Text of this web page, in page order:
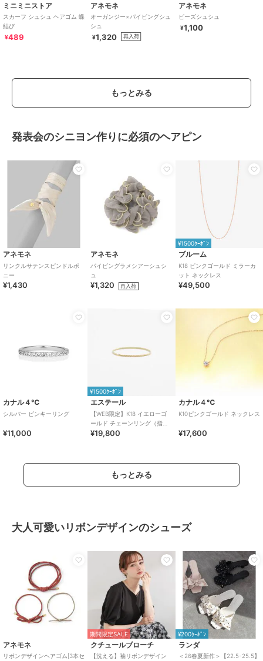
ミニミニストア
スカーフ シュシュ ヘアゴム 蝶
結び
¥489
アネモネ
オーガンジー×パイピングシュ
シュ
¥1,320 再入荷
アネモネ
ビーズシュシュ
¥1,100
もっとみる
発表会のシニヨン作りに必須のヘアピン
アネモネ
リンクルサテンスピンドルポ
ニー
¥1,430
アネモネ
パイピングラメシアーシュシ
ュ
¥1,320 再入荷
¥1500ｸｰﾎﾟﾝ
ブルーム
K18 ピンクゴールド ミラーカ
ット ネックレス
¥49,500
カナル４℃
シルバー ピンキーリング
¥11,000
¥1500ｸｰﾎﾟﾝ
エステール
【WEB限定】K18 イエローゴ
ールド チェーンリング（指
輪）※ピンキーサイズあり
¥19,800
カナル４℃
K10ピンクゴールド ネックレス
¥17,600
もっとみる
大人可愛いリボンデザインのシューズ
アネモネ
リボンデザインヘアゴム[3本セ
期間限定SALE
クチュールブローチ
【洗える】袖リボンデザイン
¥200ｸｰﾎﾟﾝ
ランダ
＜26春夏新作＞【22.5-25.5】